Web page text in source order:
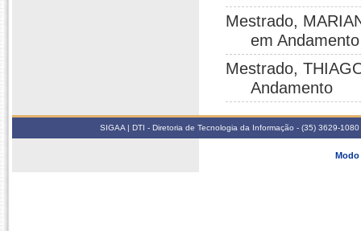
Mestrado,
em Andamento
Mestrado,
Andamento
SIGAA | DTI - Diretoria de Tecnologia da Informação - (35) 3629-
Modo